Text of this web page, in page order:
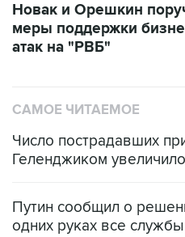
Новак и Орешкин
меры поддержки
атак на "РВБ"
САМОЕ ЧИТАЕМОЕ
Число пострадавших
Геленджиком
Путин сообщил о
одних руках все